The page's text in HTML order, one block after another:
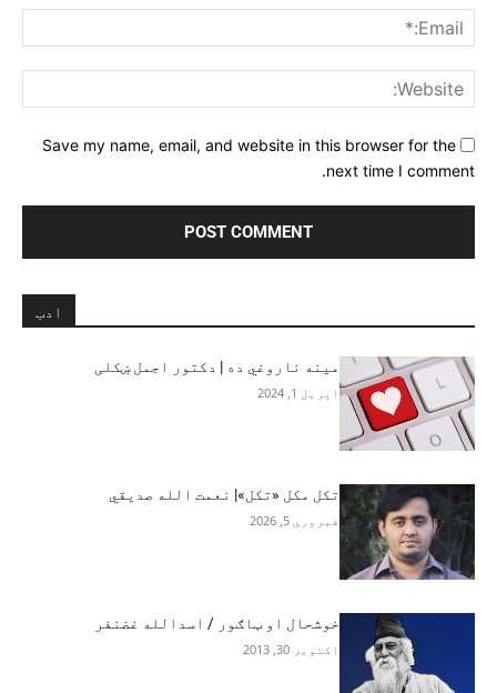
Save my name, email, and website in this browser for the
next time I comment.
ادب
مينه ناروغي ده | دکتور اجمل ښکلی
اپریل 1, 2024
تکل مکل «تکل»| نعمت الله صدیقي
فبروري 5, 2026
خوشحال او ټاګور / اسدالله غضنفر
اکتوبر 30, 2013